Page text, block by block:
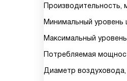
Производительность,
Минимальный уровень
Максимальный
Потребляемая
Диаметр